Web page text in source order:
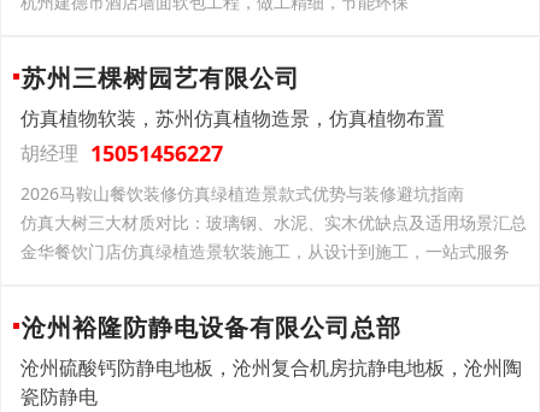
苏州三棵树园艺有限公司
仿真植物软装，苏州仿真植物造景，仿真植物布置
胡经理 15051456227
2026马鞍山餐饮装修仿真绿植造景款式优势与装修避坑指南
仿真大树三大材质对比：玻璃钢、水泥、实木优缺点及适用场景汇总
金华餐饮门店仿真绿植造景软装施工，从设计到施工，一站式服务
沧州裕隆防静电设备有限公司总部
沧州硫酸钙防静电地板，沧州复合机房抗静电地板，沧州陶
瓷防静电